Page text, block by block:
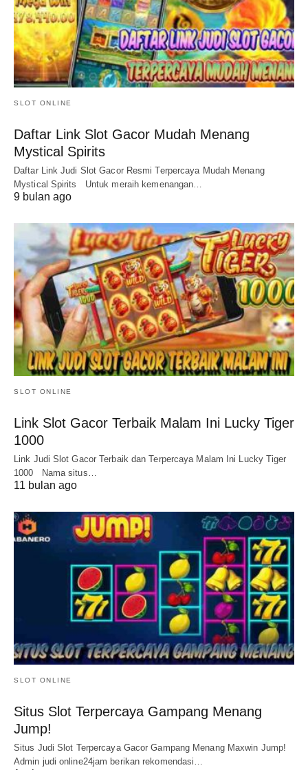
SLOT ONLINE
Daftar Link Slot Gacor Mudah Menang
Mystical Spirits
Daftar Link Judi Slot Gacor Resmi Terpercaya Mudah Menang
Mystical Spirits Untuk meraih kemenangan…
9 bulan ago
SLOT ONLINE
Link Slot Gacor Terbaik Malam Ini Lucky Tiger
1000
Link Judi Slot Gacor Terbaik dan Terpercaya Malam Ini Lucky Tiger
1000 Nama situs…
11 bulan ago
SLOT ONLINE
Situs Slot Terpercaya Gampang Menang
Jump!
Situs Judi Slot Terpercaya Gacor Gampang Menang Maxwin Jump!
Admin judi online24jam berikan rekomendasi…